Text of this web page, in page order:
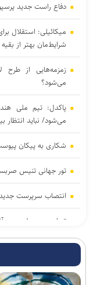
دفاع راست جدید
میکائیلی: استقلال
شرایط‌مان بهتر از
زمزمه‌هایی از
می‌شود؟
پاکدل: تیم ملی
می‌شود/ نباید انتظار
شکاری به پیکان
تور جهانی تنیس
انتصاب سرپرست
تساوی پرسپولیس و
واکنش باشگاه
مدیره